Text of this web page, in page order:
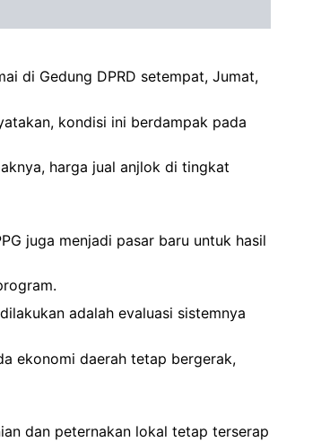
di Gedung DPRD setempat, Jumat,
kondisi ini berdampak pada
harga jual anjlok di tingkat
juga menjadi pasar baru untuk hasil
adalah evaluasi sistemnya
ekonomi daerah tetap bergerak,
dan peternakan lokal tetap terserap